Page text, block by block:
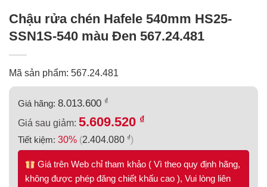
Chậu rửa chén Hafele 540mm HS25-
SSN1S-540 màu Đen 567.24.481
Mã sản phẩm: 567.24.481
Giá hãng: 8.013.600 ₫
Giá sau giảm: 5.609.520 ₫
Tiết kiệm: 30% (2.404.080 ₫)
Giá trên Web chỉ tham khảo ( Vì theo quy định hãng,
không được phép đăng chiết khấu cao ), Vui lòng liên